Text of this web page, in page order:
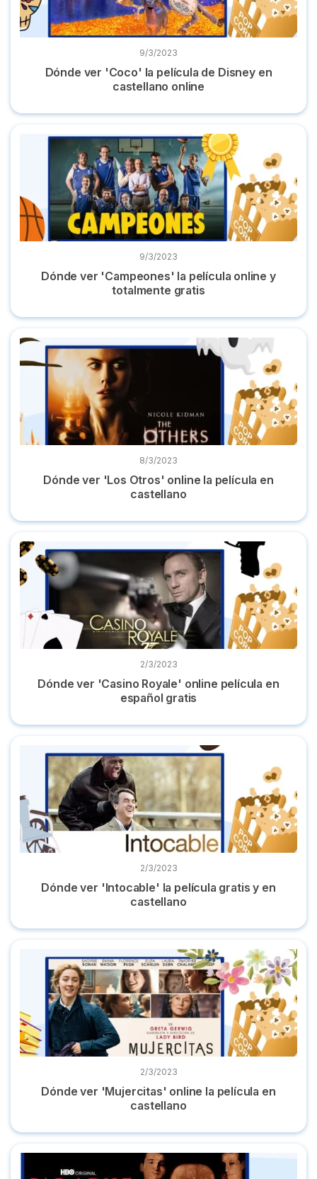
9/3/2023
Dónde ver 'Coco' la película de Disney en
castellano online
Dónde ver 'Campeones' la película online y totalmente gratis
9/3/2023
Dónde ver 'Campeones' la película online y
totalmente gratis
Dónde ver 'Los Otros' online la película en castellano
8/3/2023
Dónde ver 'Los Otros' online la película en
castellano
Dónde ver 'Casino Royale' online película en español gratis
2/3/2023
Dónde ver 'Casino Royale' online película en
español gratis
Dónde ver 'Intocable' la película gratis y en castellano
2/3/2023
Dónde ver 'Intocable' la película gratis y en
castellano
Dónde ver 'Mujercitas' online la película en castellano
2/3/2023
Dónde ver 'Mujercitas' online la película en
castellano
Top documentales true crime de Netflix, HBO Max,